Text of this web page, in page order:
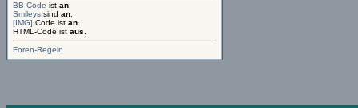
BB-Code ist an
Smileys sind an
[IMG] Code ist an
HTML-Code ist aus
Foren-Regeln